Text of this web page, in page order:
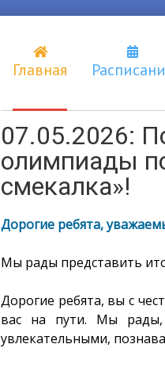
Главная
07.05.2026:
олимпиады
смекалка»!
Дорогие ребята,
Мы рады представить
Дорогие ребята, вы с
вас на пути. Мы рады,
увлекательными,